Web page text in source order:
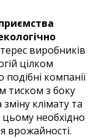
виробників
цілком
компанії
тиском з боку
клімату та
цьому необхідно
врожайності.